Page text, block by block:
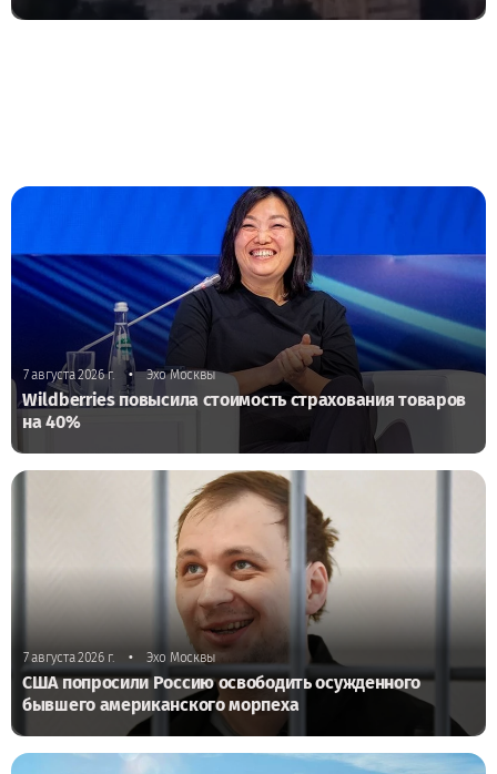
7 августа 2026 г. • Эхо Москвы
Wildberries повысила стоимость страхования товаров
на 40%
7 августа 2026 г. • Эхо Москвы
США попросили Россию освободить осужденного
бывшего американского морпеха